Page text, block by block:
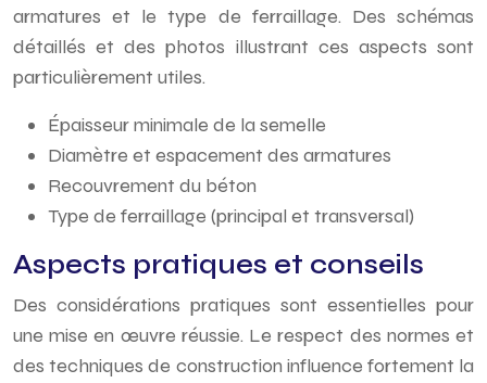
armatures et le type de ferraillage. Des schémas
détaillés et des photos illustrant ces aspects sont
particulièrement utiles.
Épaisseur minimale de la semelle
Diamètre et espacement des armatures
Recouvrement du béton
Type de ferraillage (principal et transversal)
Aspects pratiques et conseils
Des considérations pratiques sont essentielles pour
une mise en œuvre réussie. Le respect des normes et
des techniques de construction influence fortement la